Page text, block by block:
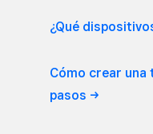
¿Qué
Cómo crear
pasos